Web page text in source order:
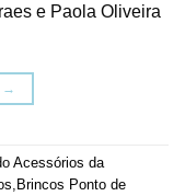
e Paola Oliveira
→
Acessórios da
Brincos Ponto de